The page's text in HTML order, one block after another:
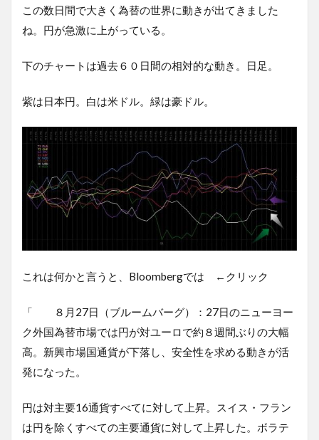
この数日間で大きく為替の世界に動きが出てきました
ね。円が急激に上がっている。
下のチャートは過去６０日間の相対的な動き。日足。
紫は日本円。白は米ドル。緑は豪ドル。
これは何かと言うと、Bloombergでは ←クリック
「 ８月27日（ブルームバーグ）：27日のニューヨー
ク外国為替市場では円が対ユーロで約８週間ぶりの大幅
高。新興市場国通貨が下落し、安全性を求める動きが活
発になった。
円は対主要16通貨すべてに対して上昇。スイス・フラン
は円を除くすべての主要通貨に対して上昇した。ボラテ